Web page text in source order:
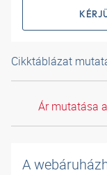
Cikktáblázat
Ár mutatása
A